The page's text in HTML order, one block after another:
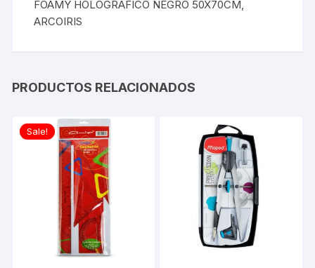
FOAMY HOLOGRAFICO NEGRO 50X70CM,
ARCOIRIS
PRODUCTOS RELACIONADOS
Sale!